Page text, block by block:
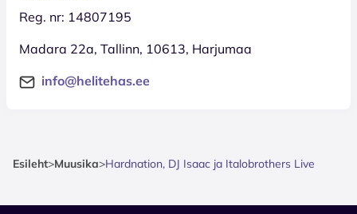
Reg. nr: 14807195
Madara 22a, Tallinn, 10613, Harjumaa
info@helitehas.ee
Esileht>Muusika>Hardnation, DJ Isaac ja Italobrothers Live